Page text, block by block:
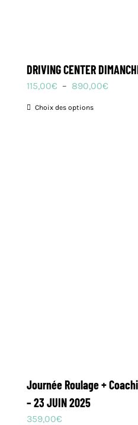
DRIVING CENTER
115,00€ – 890,00€
Choix des optionsCe
Journée Roulage +
– 23 JUIN 2025
359,00€